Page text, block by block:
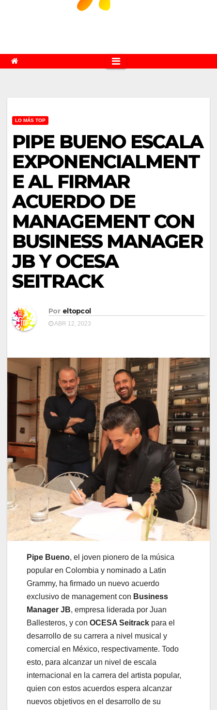
LO MÁS TOP
PIPE BUENO ESCALA
EXPONENCIALMENT
E AL FIRMAR
ACUERDO DE
MANAGEMENT CON
BUSINESS MANAGER
JB Y OCESA
SEITRACK
Por eltopcol
ABR 12, 2023
Pipe Bueno, el joven pionero de la música
popular en Colombia y nominado a Latin
Grammy, ha firmado un nuevo acuerdo
exclusivo de management con Business
Manager JB, empresa liderada por Juan
Ballesteros, y con OCESA Seitrack para el
desarrollo de su carrera a nivel musical y
comercial en México, respectivamente. Todo
esto, para alcanzar un nivel de escala
internacional en la carrera del artista popular,
quien con estos acuerdos espera alcanzar
nuevos objetivos en el desarrollo de su